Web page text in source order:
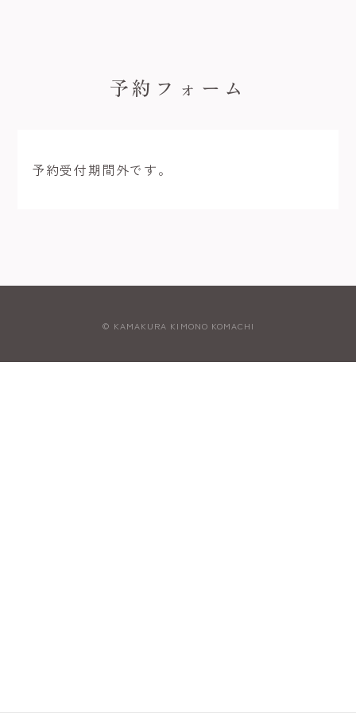
予約フォーム
予約受付期間外です。
© KAMAKURA KIMONO KOMACHI